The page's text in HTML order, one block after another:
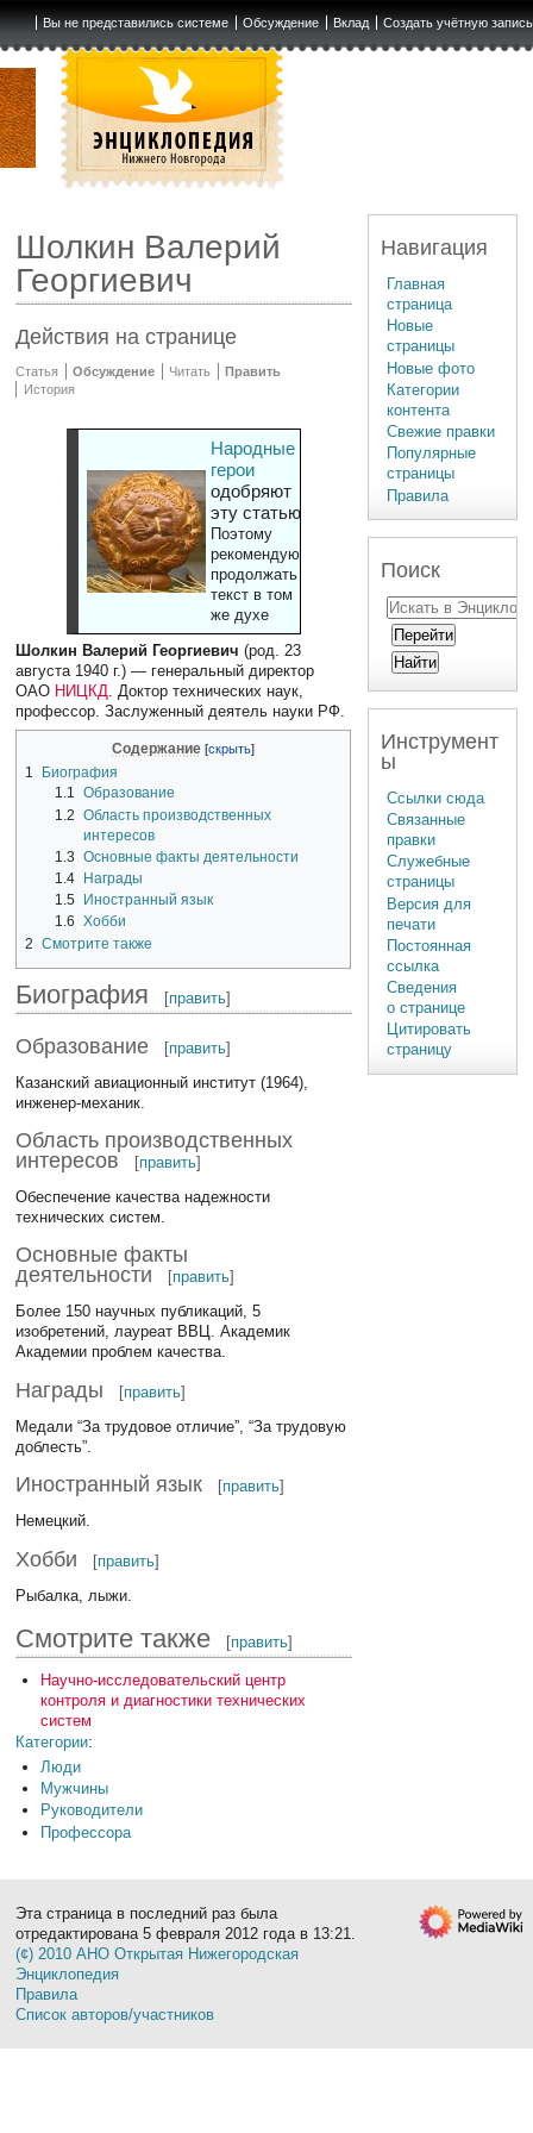
Вы не представились системе Обсуждение Вклад Создать учётную запись
Шолкин Валерий
Георгиевич
Действия на странице
Статья Обсуждение Читать
Править
История
Народные
герои
одобряют
эту статью
Поэтому
рекомендуют
продолжать
текст в том
же духе
Шолкин Валерий Георгиевич (род. 23
августа 1940 г.) — генеральный директор
ОАО НИЦКД. Доктор технических наук,
профессор. Заслуженный деятель науки РФ.
Содержание
1
Биография
1.1 Образование
1.2 Область производственных
интересов
1.3 Основные факты деятельности
1.4
Награды
1.5
Иностранный язык
1.6 Хобби
2
Смотрите также
Биография [править]
Образование [править]
Казанский авиационный институт (1964),
инженер-механик.
Область производственных
интересов
[править]
Обеспечение качества надежности
технических систем.
Основные факты
деятельности
[править]
Более 150 научных публикаций, 5
изобретений, лауреат ВВЦ. Академик
Академии проблем качества.
Награды [править]
Медали “За трудовое отличие”, “За трудовую
доблесть”.
Иностранный язык [править]
Немецкий.
Хобби [править]
Рыбалка, лыжи.
Смотрите также [править]
Научно-исследовательский центр
контроля и диагностики технических
систем
Категории:
Люди
Мужчины
Руководители
Профессора
Навигация
Главная
страница
Новые
страницы
Новые фото
Категории
контента
Свежие правки
Популярные
страницы
Правила
Поиск
Инструмент
ы
Ссылки сюда
Связанные
правки
Служебные
страницы
Версия для
печати
Постоянная
ссылка
Сведения
о странице
Цитировать
страницу
Эта страница в последний раз была
отредактирована 5 февраля 2012 года в 13:21.
(¢) 2010 АНО Открытая Нижегородская
Энциклопедия
Правила
Список авторов/участников